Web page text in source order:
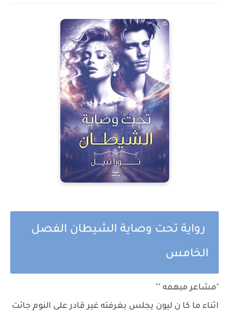
رواية تحت وصاية الشيطان الفصل
الخامس
"مشاعر مبهمه ""
اثناء ما كا ن ليون يجلس بغرفته غير قادر على النوم جائت